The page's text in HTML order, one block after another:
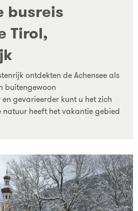
busreis
Tirol,
ontdekten de Achensee als
buitengewoon
gevarieerder kunt u het zich
natuur heeft het vakantie gebied